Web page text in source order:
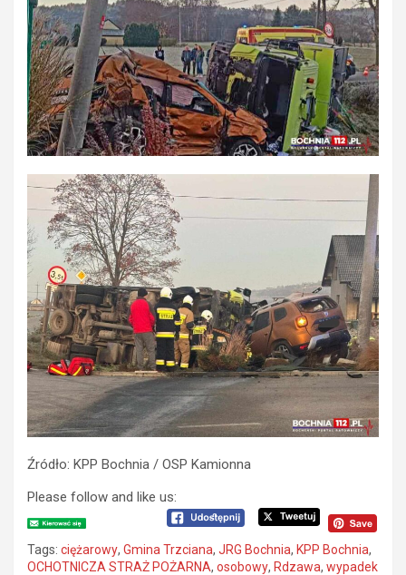
Źródło: KPP Bochnia / OSP Kamionna
Please follow and like us:
Tags: ciężarowy, Gmina Trzciana, JRG Bochnia, KPP Bochnia,
OCHOTNICZA STRAŻ POŻARNA, osobowy, Rdzawa, wypadek